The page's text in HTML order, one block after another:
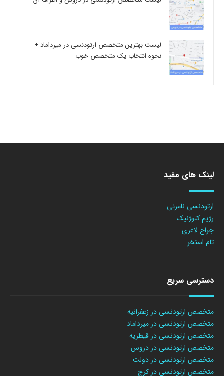
لیست بهترین متخصص ارتودنسی در میرداماد +
نحوه انتخاب یک متخصص خوب
لینک های مفید
ارتودنسی نامرئی
رژیم کتوژنیک
جراح لاغری
تام استخر
دسترسی سریع
متخصص ارتودنسی در زعفرانیه
متخصص ارتودنسی در میرداماد
متخصص ارتودنسی در قیطریه
متخصص ارتودنسی در دروس
متخصص ارتودنسی در دولت
متخصص ارتودنسی در کرج